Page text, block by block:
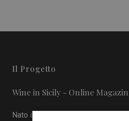
Il Progetto
Wine in Sicily - Online
Nato il 22 aprile 2016 durante la